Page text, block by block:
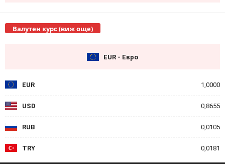
Валутен курс (виж още)
EUR - Евро
EUR 1,0000
USD 0,8655
RUB 0,0105
TRY 0,0181